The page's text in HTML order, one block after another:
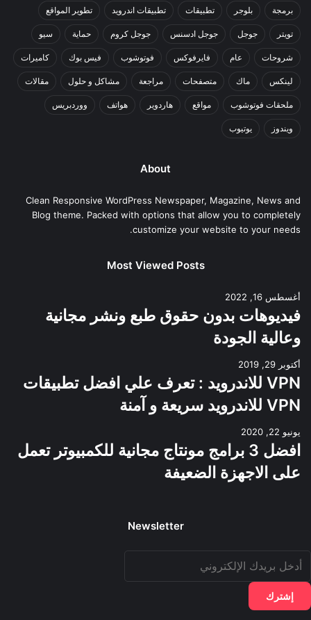
برمجة بلوجر تطبيقات تطبيقات اندرويد تطوير المواقع
تويتر جوجل جوجل ادسنس جوجل كروم حماية سيو
شروحات عام فايرفوكس فوتوشوب فيس بوك كاميرات
لينكس ماك متصفحات مراجعة مشاكل و حلول مقالات
ملحقات فوتوشوب مواقع هاردوير هواتف ووردبريس
ويندوز يوتيوب
About
Clean Responsive WordPress Newspaper, Magazine, News and
Blog theme. Packed with options that allow you to completely
customize your website to your needs.
Most Viewed Posts
أغسطس 16, 2022
فيديوهات بدون حقوق طبع ونشر مجانية
وعالية الجودة
أكتوبر 29, 2019
VPN للاندرويد : تعرف علي افضل تطبيقات
VPN للاندرويد سريعة و آمنة
يونيو 22, 2020
افضل 3 برامج مونتاج مجانية للكمبيوتر تعمل
على الاجهزة الضعيفة
Newsletter
أدخل
بريدك
الإلكتروني